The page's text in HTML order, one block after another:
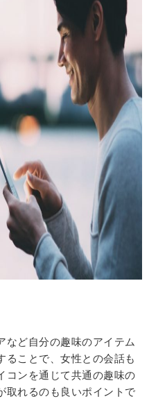
など自分の趣味のアイテム
ることで、女性との会話も
コンを通じて共通の趣味の
取れるのも良いポイントで